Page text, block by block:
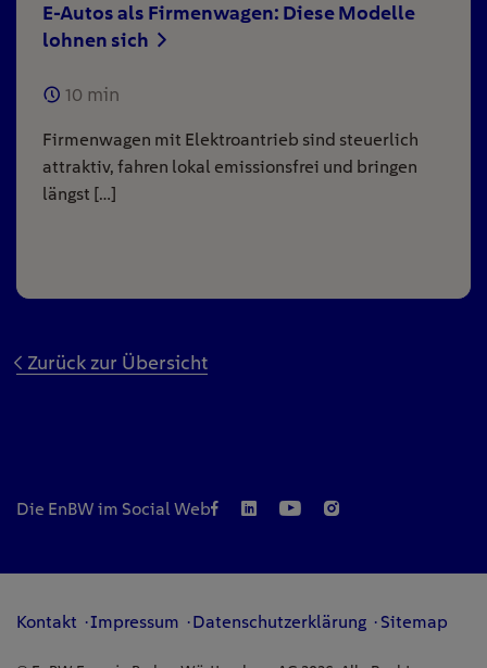
E-Autos als Firmenwagen: Diese Modelle
lohnen sich
10 min
Firmenwagen mit Elektroantrieb sind steuerlich
attraktiv, fahren lokal emissionsfrei und bringen
längst […]
Zurück zur Übersicht
Die EnBW im Social Web
Kontakt Impressum Datenschutzerklärung Sitemap